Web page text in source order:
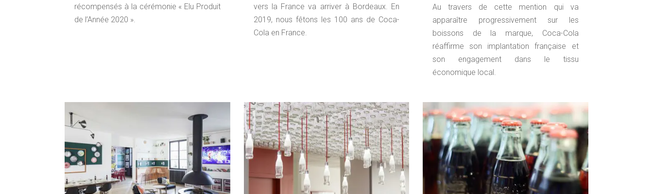
récompensés à la cérémonie « Elu Produit
de l’Année 2020 ».
vers la France va arriver à Bordeaux. En
2019, nous fêtons les 100 ans de Coca-
Cola en France.
Au travers de cette mention qui va
apparaître progressivement sur les
boissons de la marque, Coca-Cola
réaffirme son implantation française et
son engagement dans le tissu
économique local.